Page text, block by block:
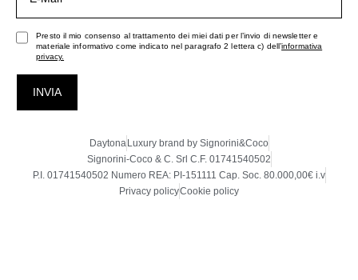
Presto il mio consenso al trattamento dei miei dati per l’invio di newsletter e
materiale informativo come indicato nel paragrafo 2 lettera c) dell’informativa
privacy.
INVIA
Daytona Luxury brand by Signorini&Coco
Signorini-Coco & C. Srl C.F. 01741540502
P.I. 01741540502 Numero REA: PI-151111 Cap. Soc. 80.000,00€ i.v
Privacy policyCookie policy